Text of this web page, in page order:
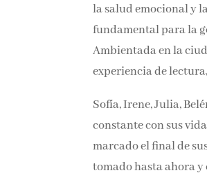
trabajo, la salud
un pilar fundamental
familia elegida.
esencial de la
Sofía, Irene, Julia,
constante con sus
marcado el final de
tomado hasta ahora